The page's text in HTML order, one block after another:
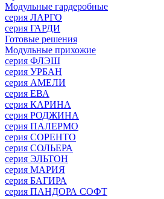
Модульные гардеробные
серия ЛАРГО
серия ГАРДИ
Готовые решения
Модульные прихожие
серия ФЛЭШ
серия УРБАН
серия АМЕЛИ
серия ЕВА
серия КАРИНА
серия РОДЖИНА
серия ПАЛЕРМО
серия СОРЕНТО
серия СОЛЬЕРА
серия ЭЛЬТОН
серия МАРИЯ
серия БАГИРА
серия ПАНДОРА СОФТ